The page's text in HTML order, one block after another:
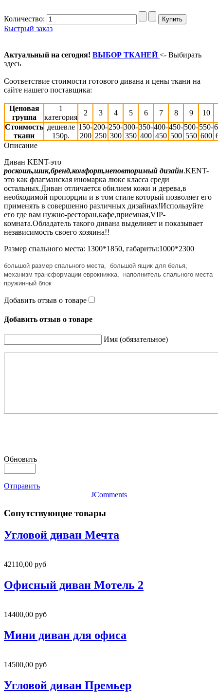
Количество:
Быстрый заказ
Актуальный на сегодня! ВЫБОР ТКАНЕЙ<- Выбирать
здесь
Соответствие стоимости готового дивана и цены ткани на
сайте нашего поставщика:
Ценовая
группа
1
категория
2 3 4 5 6 7 8 9 10
Стоимость
ткани
дешевле
150р.
150-
200
200-
250
250-
300
300-
350
350-
400
400-
450
450-
500
500-
550
550-
600
Описание
Диван KENT-это
роскошь,шик,бренд,комфорт,неповторимый дизайн.KENT-
это как флагманская иномарка люкс класса среди
остальных.Диван отличается обилием кожи и дерева,в
необходимой пропорции и в том стиле который позволяет его
применять в совершенно различных дизайнах!Используйте
его где вам нужно-ресторан,кафе,приемная,VIP-
комната.Обладатель такого дивана выделияет и показывает
независимость своего хозяина!!
Размер спального места: 1300*1850, габариты:1000*2300
большой размер спального места, большой ящик для белья,
механизм трансформации еврокнижка, наполнитель спального места
пружинный блок
Добавить отзыв о товаре
Добавить отзыв о товаре
Имя (обязательное)
Обновить
Отправить
JComments
Сопутствующие товары
Угловой диван Мечта
42110,00 руб
Офисный диван Мотель 2
14400,00 руб
Мини диван для офиса
14500,00 руб
Угловой диван Премьер